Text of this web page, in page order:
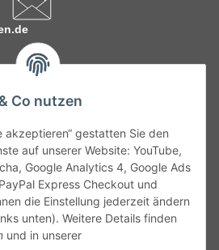
Co nutzen
akzeptieren“ gestatten Sie den
auf unserer Website: YouTube,
Google Analytics 4, Google Ads
Express Checkout und
die Einstellung jederzeit ändern
unten). Weitere Details finden
und in unserer
ohne Gewähr. Irrtümer und fehlerhafte